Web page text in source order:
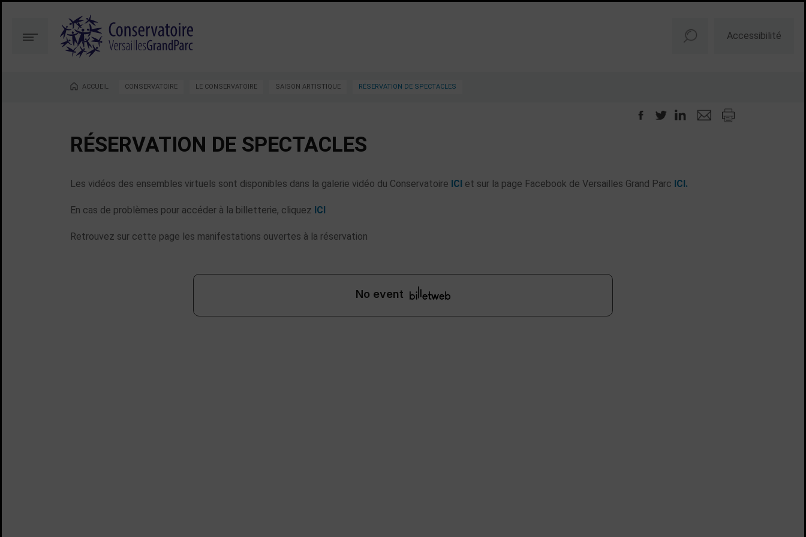
contenu
la
recherche
Menu Accessibilité
Vous êtes ici :
ACCUEIL CONSERVATOIRE LE CONSERVATOIRE SAISON ARTISTIQUE RÉSERVATION DE SPECTACLES
RÉSERVATION DE SPECTACLES
Les vidéos des ensembles virtuels sont disponibles dans la galerie vidéo du Conservatoire ICI et sur la page Facebook de Versailles Grand Parc ICI.
En cas de problèmes pour accéder à la billetterie, cliquez ICI
Retrouvez sur cette page les manifestations ouvertes à la réservation